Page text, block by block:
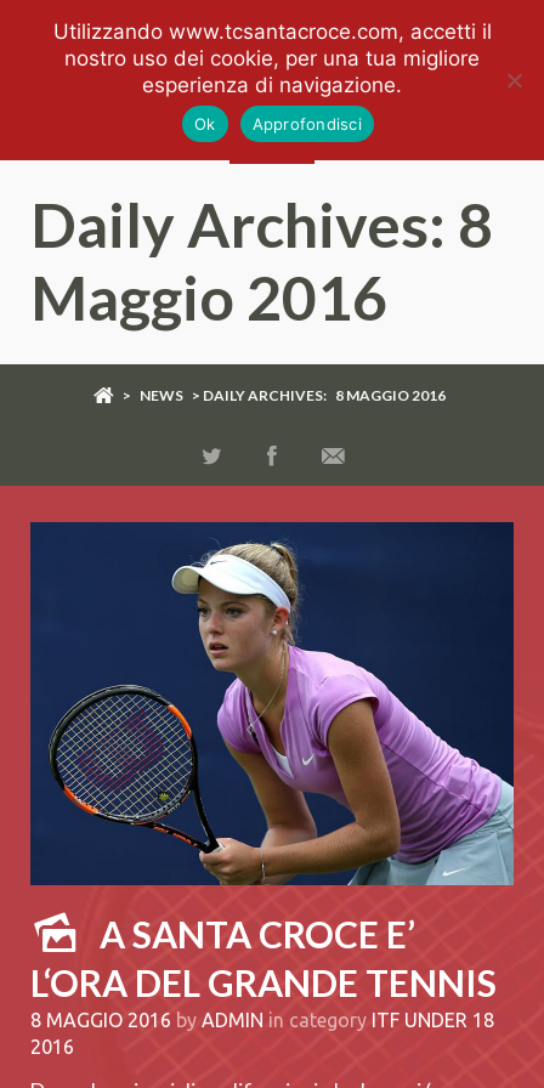
Daily Archives: 8
Maggio 2016
> NEWS > DAILY ARCHIVES: 8 MAGGIO 2016
A SANTA CROCE E’
L‘ORA DEL GRANDE TENNIS
8 MAGGIO 2016 by ADMIN in category ITF UNDER 18
2016
Utilizzando www.tcsantacroce.com, accetti il
nostro uso dei cookie, per una tua migliore
esperienza di navigazione.
Ok Approfondisci